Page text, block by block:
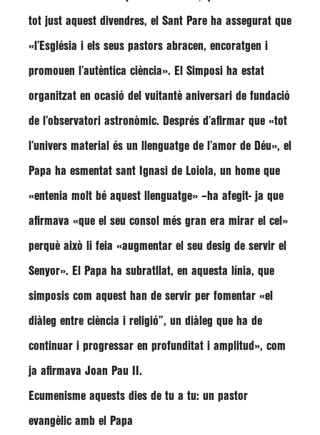
tot just aquest divendres, el Sant Pare ha assegurat que
«l’Església i els seus pastors abracen, encoratgen i
promouen l’autèntica ciència». El Simposi ha estat
organitzat en ocasió del vuitantè aniversari de fundació
de l’observatori astronòmic. Després d’afirmar que «tot
l’univers material és un llenguatge de l’amor de Déu», el
Papa ha esmentat sant Ignasi de Loiola, un home que
«entenia molt bé aquest llenguatge» –ha afegit- ja que
afirmava «que el seu consol més gran era mirar el cel»
perquè això li feia «augmentar el seu desig de servir el
Senyor». El Papa ha subratllat, en aquesta línia, que
simposis com aquest han de servir per fomentar «el
diàleg entre ciència i religió”, un diàleg que ha de
continuar i progressar en profunditat i amplitud», com
ja afirmava Joan Pau II.
Ecumenisme aquests dies de tu a tu: un pastor
evangèlic amb el Papa